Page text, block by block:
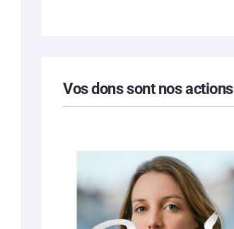
Vos dons sont nos actions